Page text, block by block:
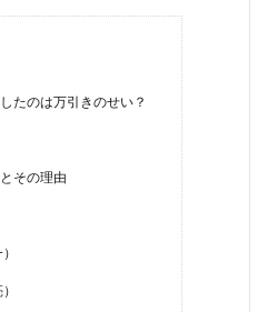
たのは万引きのせい？
その理由